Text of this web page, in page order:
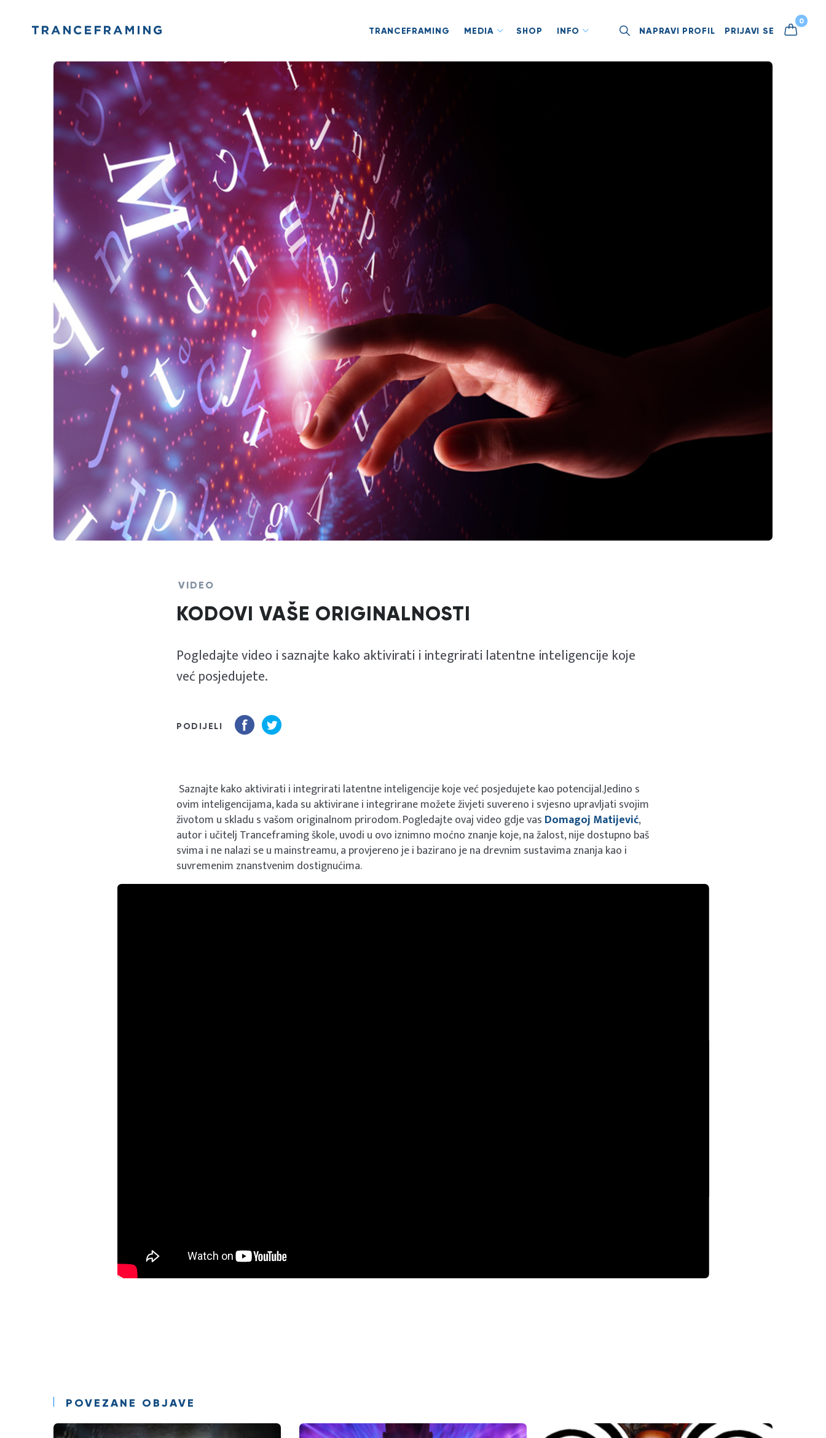
TRANCEFRAMING MEDIA SHOP INFO NAPRAVI PROFIL PRIJAVI SE
0
VIDEO
KODOVI VAŠE ORIGINALNOSTI
Pogledajte video i saznajte kako aktivirati i integrirati latentne inteligencije koje
već posjedujete.
PODIJELI
Saznajte kako aktivirati i integrirati latentne inteligencije koje već posjedujete kao potencijal.Jedino s
ovim inteligencijama, kada su aktivirane i integrirane možete živjeti suvereno i svjesno upravljati svojim
životom u skladu s vašom originalnom prirodom. Pogledajte ovaj video gdje vas Domagoj Matijević,
autor i učitelj Tranceframing škole, uvodi u ovo iznimno moćno znanje koje, na žalost, nije dostupno baš
svima i ne nalazi se u mainstreamu, a provjereno je i bazirano je na drevnim sustavima znanja kao i
suvremenim znanstvenim dostignućima.
POVEZANE OBJAVE